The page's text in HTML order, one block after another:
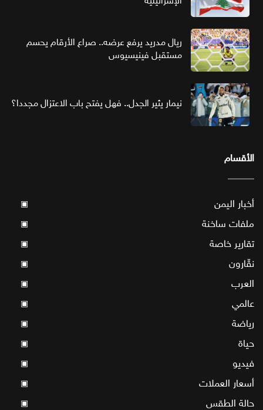
ريال مدريد يرفع عرضه.. صراع الأرقام يحسم
مستقبل فينيسيوس
نيمار يثير الجدل.. فهل يفتح باب الاعتزال مجددا؟
الأقسام
أخبار اليمن ▣
ملفات ساخنة ▣
تقارير خاصة ▣
نقّارون ▣
العرب ▣
عالمي ▣
رياضة ▣
حياة ▣
فيديو ▣
أسعار العملات ▣
حالة الطقس ▣